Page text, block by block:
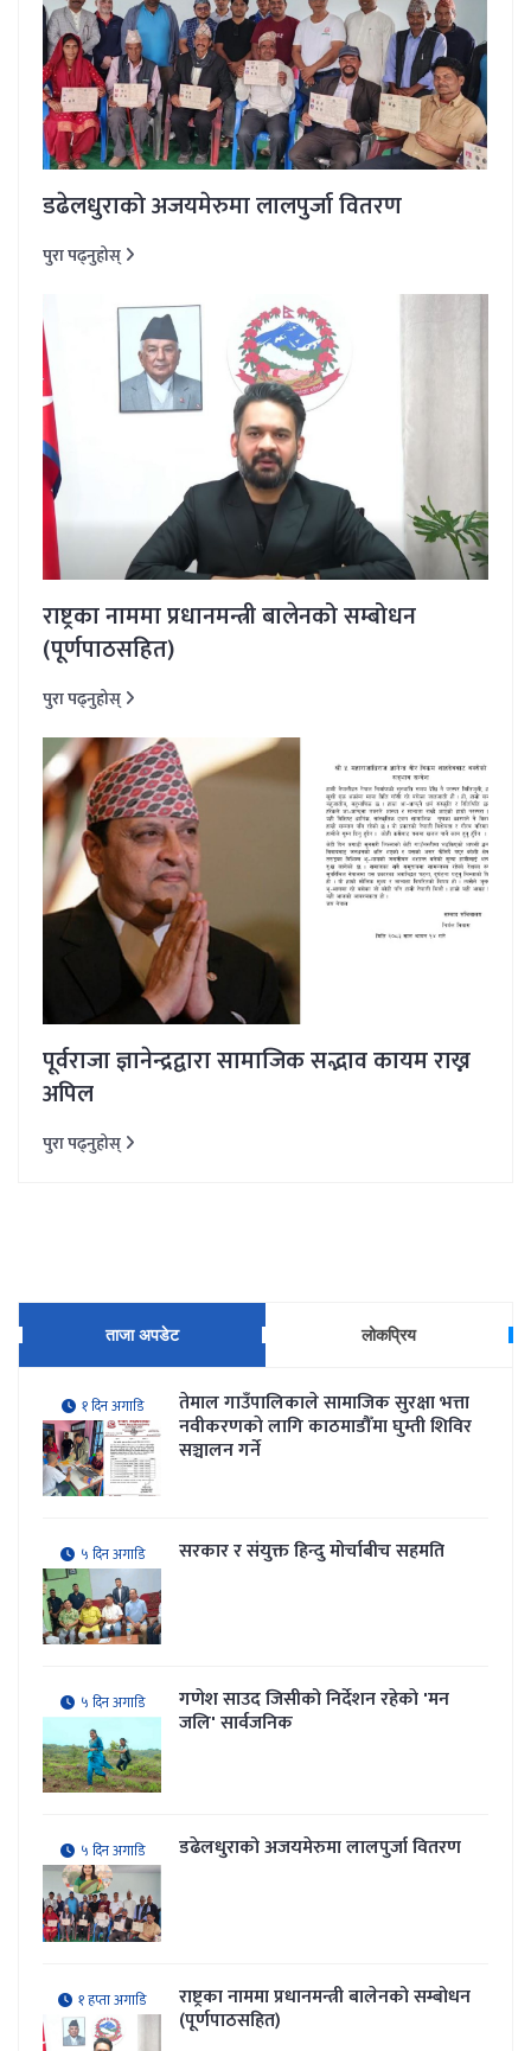
डढेलधुराको अजयमेरुमा लालपुर्जा वितरण
पुरा पढ्नुहोस्
राष्ट्रका नाममा प्रधानमन्त्री बालेनको सम्बोधन
(पूर्णपाठसहित)
पुरा पढ्नुहोस्
पूर्वराजा ज्ञानेन्द्रद्वारा सामाजिक सद्भाव कायम राख्न
अपिल
पुरा पढ्नुहोस्
ताजा अपडेट लोकप्रिय
१ दिन अगाडि तेमाल गाउँपालिकाले सामाजिक सुरक्षा भत्ता
नवीकरणकाे लागि काठमाडौँमा घुम्ती शिविर
सञ्चालन गर्ने
५ दिन अगाडि सरकार र संयुक्त हिन्दु मोर्चाबीच सहमति
५ दिन अगाडि गणेश साउद जिसीको निर्देशन रहेकाे 'मन
जलि' सार्वजनिक
५ दिन अगाडि डढेलधुराको अजयमेरुमा लालपुर्जा वितरण
१ हप्ता अगाडि राष्ट्रका नाममा प्रधानमन्त्री बालेनको सम्बोधन
(पूर्णपाठसहित)